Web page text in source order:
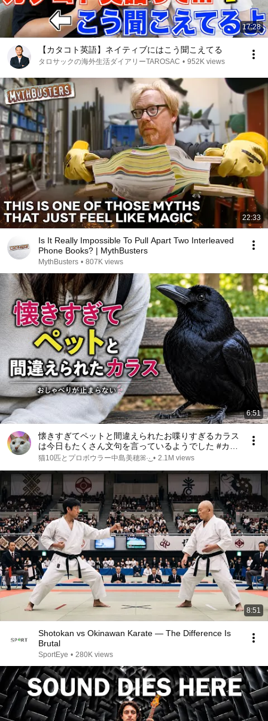
17:28
【カタコト英語】ネイティブにはこう聞こえてる
タロサックの海外生活ダイアリーTAROSAC • 952K views
22:33
Is It Really Impossible To Pull Apart Two Interleaved
Phone Books? | MythBusters
MythBusters • 807K views
6:51
懐きすぎてペットと間違えられたお喋りすぎるカラス
は今日もたくさん文句を言っているようでした #カラ
ス ｜Friendly Crow
猫10匹とプロボウラー中島美穂ꕤ︎︎·͜· • 2.1M views
8:51
Shotokan vs Okinawan Karate — The Difference Is
Brutal
SportEye • 280K views